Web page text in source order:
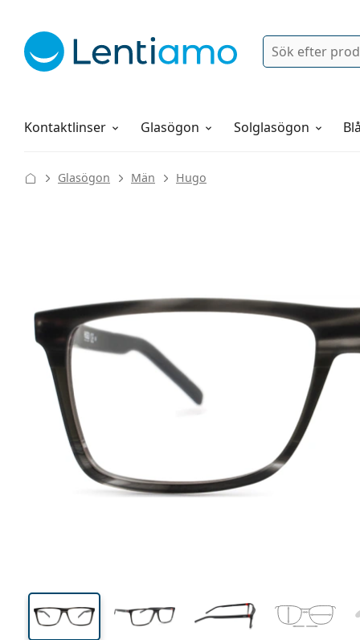
Sök
Kontaktlinser
Linsvätskor Glasögon Solglasögon
Allt om att handla hos oss
Glasögon Män Hugo
132 mm
Bredd
38 mm
Linshöjd Linsbredd
Linsbredd